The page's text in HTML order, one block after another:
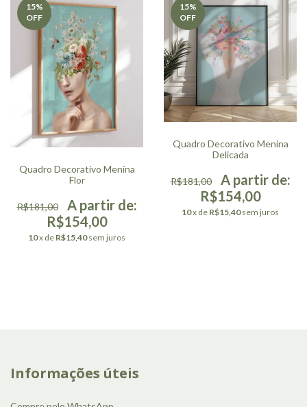
15%
OFF
Quadro Decorativo Menina
Flor
R$181,00
R$154,00
10x de R$15,40 sem juros
15%
OFF
Quadro Decorativo Menina
Delicada
R$181,00
R$154,00
10x de R$15,40 sem juros
Informações úteis